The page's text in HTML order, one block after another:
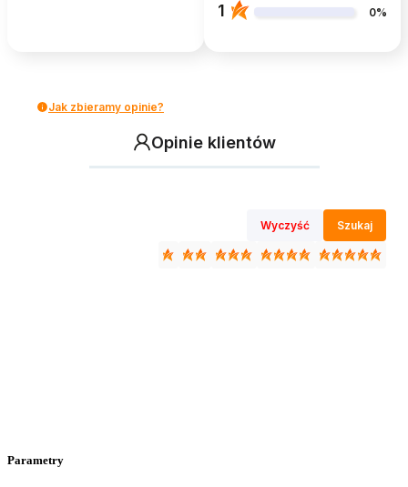
1 0%
Jak zbieramy opinie?
Opinie klientów
Wyczyść Szukaj
Parametry